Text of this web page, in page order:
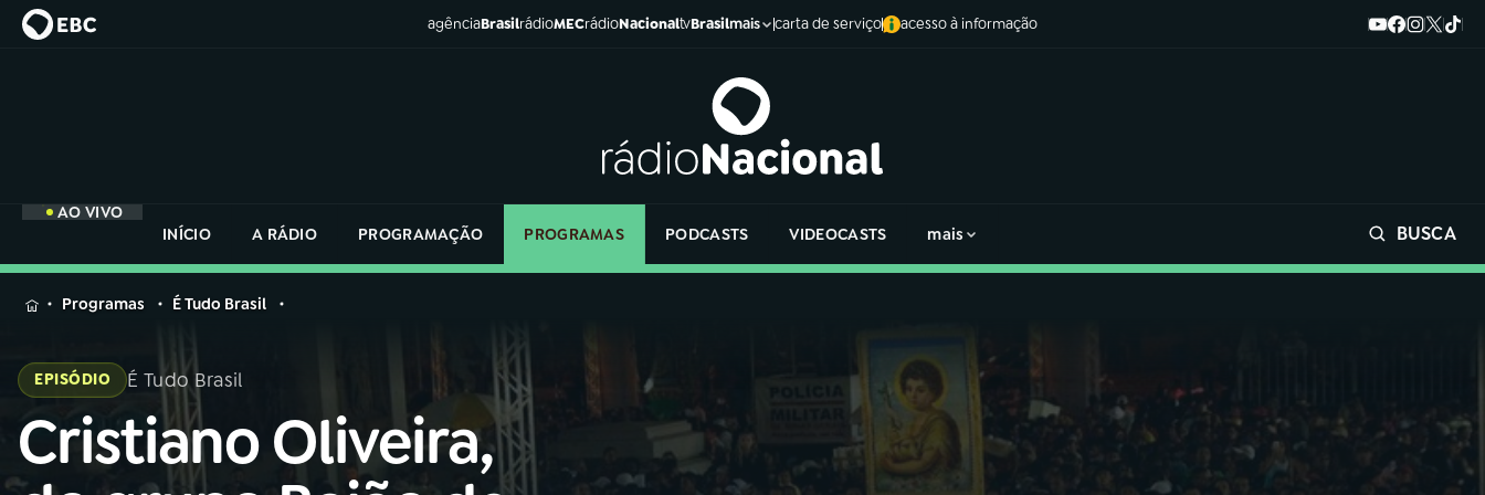
agênciaBrasilrádioMECrádioNacionaltvBrasilmais carta de serviço acesso à informação
AO VIVO
INÍCIO
A RÁDIO PROGRAMAÇÃO PROGRAMAS PODCASTS VIDEOCASTS mais BUSCA
MENU
Buscar
Rádio
na
Rádio
Nacional
Programas É Tudo Brasil
EPISÓDIO É Tudo Brasil
Cristiano Oliveira,